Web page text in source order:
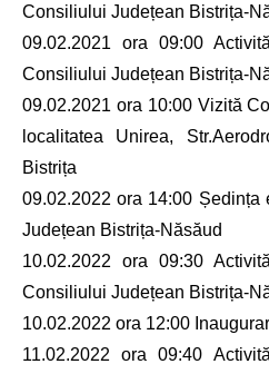
Consiliului Județean Bistrița-
09.02.2021 ora 09:00
Consiliului Județean Bistrița-
09.02.2021 ora 10:00 Vizită
localitatea Unirea,
Bistrița
09.02.2022 ora 14:00 Ședința
Județean Bistrița-Năsăud
10.02.2022 ora 09:30
Consiliului Județean Bistrița-
10.02.2022 ora 12:00
11.02.2022 ora 09:40